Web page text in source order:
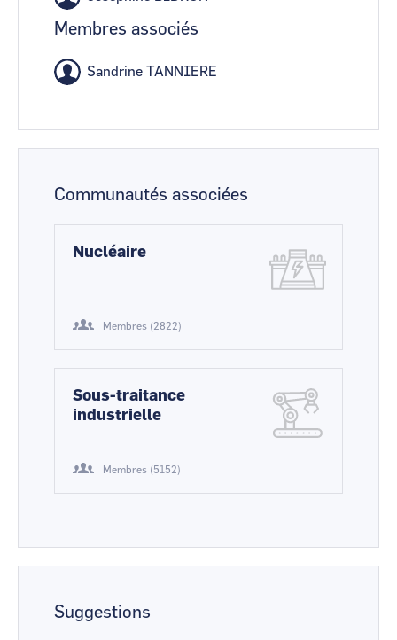
Membres associés
Sandrine TANNIERE
Communautés associées
Nucléaire
Membres (2822)
Sous-traitance
industrielle
Membres (5152)
Suggestions